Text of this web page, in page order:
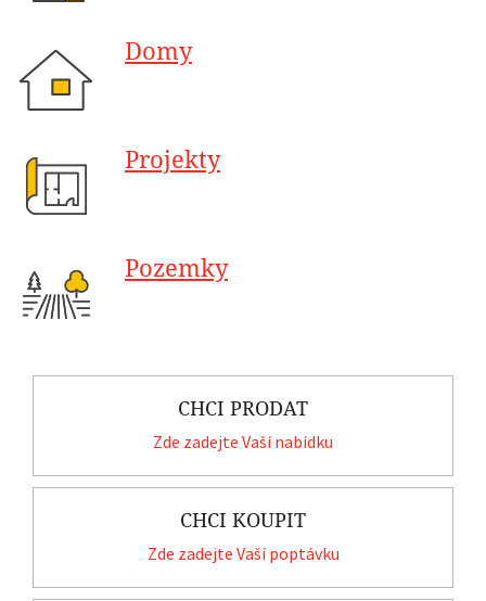
Domy
Projekty
Pozemky
CHCI PRODAT
Zde zadejte Vaší nabídku
CHCI KOUPIT
Zde zadejte Vaší poptávku